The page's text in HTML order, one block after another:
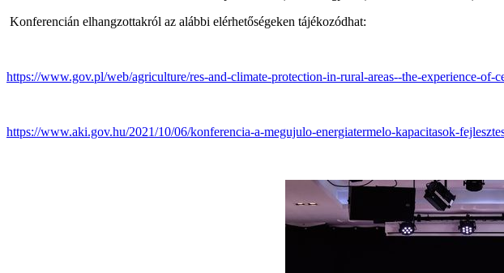
Konferencián elhangzottakról az alábbi elérhetőségeken tájékozódhat:
https://www.gov.pl/web/agriculture/res-and-climate-protection-in-rural-areas--the-experience-of-
https://www.aki.gov.hu/2021/10/06/konferencia-a-megujulo-energiatermelo-kapacitasok-